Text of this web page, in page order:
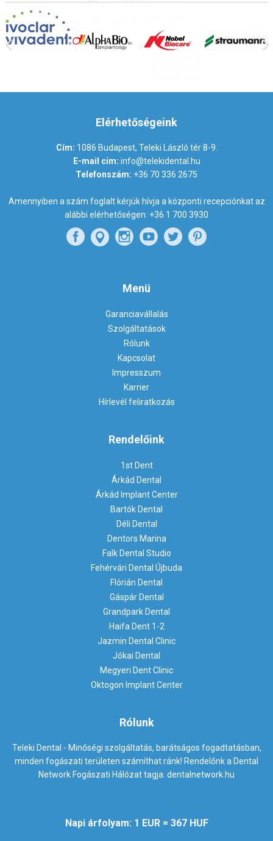
Elérhetőségeink
Cím: 1086 Budapest, Teleki László tér 8-9.
E-mail cím: info@telekidental.hu
Telefonszám: +36 70 336 2675
Amennyiben a szám foglalt kérjük hívja a központi recepciónkat az
alábbi elérhetőségen: +36 1 700 3930
Menü
Garanciavállalás
Szolgáltatások
Rólunk
Kapcsolat
Impresszum
Karrier
Hírlevél feliratkozás
Rendelőink
1st Dent
Árkád Dental
Árkád Implant Center
Bartók Dental
Déli Dental
Dentors Marina
Falk Dental Studio
Fehérvári Dental Újbuda
Flórián Dental
Gáspár Dental
Grandpark Dental
Haifa Dent 1-2
Jazmin Dental Clinic
Jókai Dental
Megyeri Dent Clinic
Oktogon Implant Center
Rólunk
Teleki Dental - Minőségi szolgáltatás, barátságos fogadtatásban,
minden fogászati területen számíthat ránk! Rendelőnk a Dental
Network Fogászati Hálózat tagja. dentalnetwork.hu
Napi árfolyam: 1 EUR = 367 HUF